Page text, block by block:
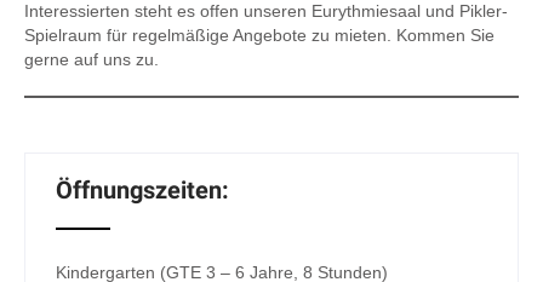
Interessierten steht es offen unseren Eurythmiesaal und Pikler-
Spielraum für regelmäßige Angebote zu mieten. Kommen Sie
gerne auf uns zu.
Öffnungszeiten:
Kindergarten (GTE 3 – 6 Jahre, 8 Stunden)